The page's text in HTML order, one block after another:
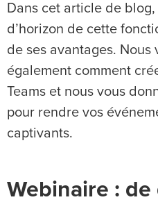
Dans cet article de
d’horizon de cette
de ses avantages. Nous
également comment
Teams et nous vous
pour rendre vos
captivants.
Webinaire : de